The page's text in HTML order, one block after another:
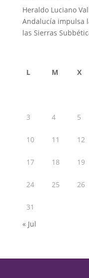
Heraldo Luciano
Andalucía impulsa
las Sierras
L M X
3 4 5
10 11 12
17 18 19
24 25 26
31
« Jul